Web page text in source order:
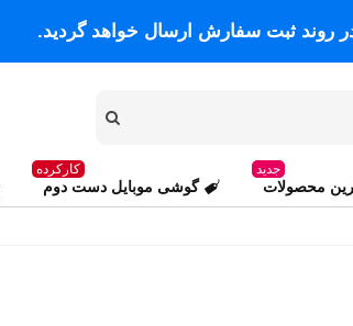
روند ثبت سفارش ارسال خواهد گردید.
محصولات
جدید
گوشی موبایل دست دوم
کارکرده